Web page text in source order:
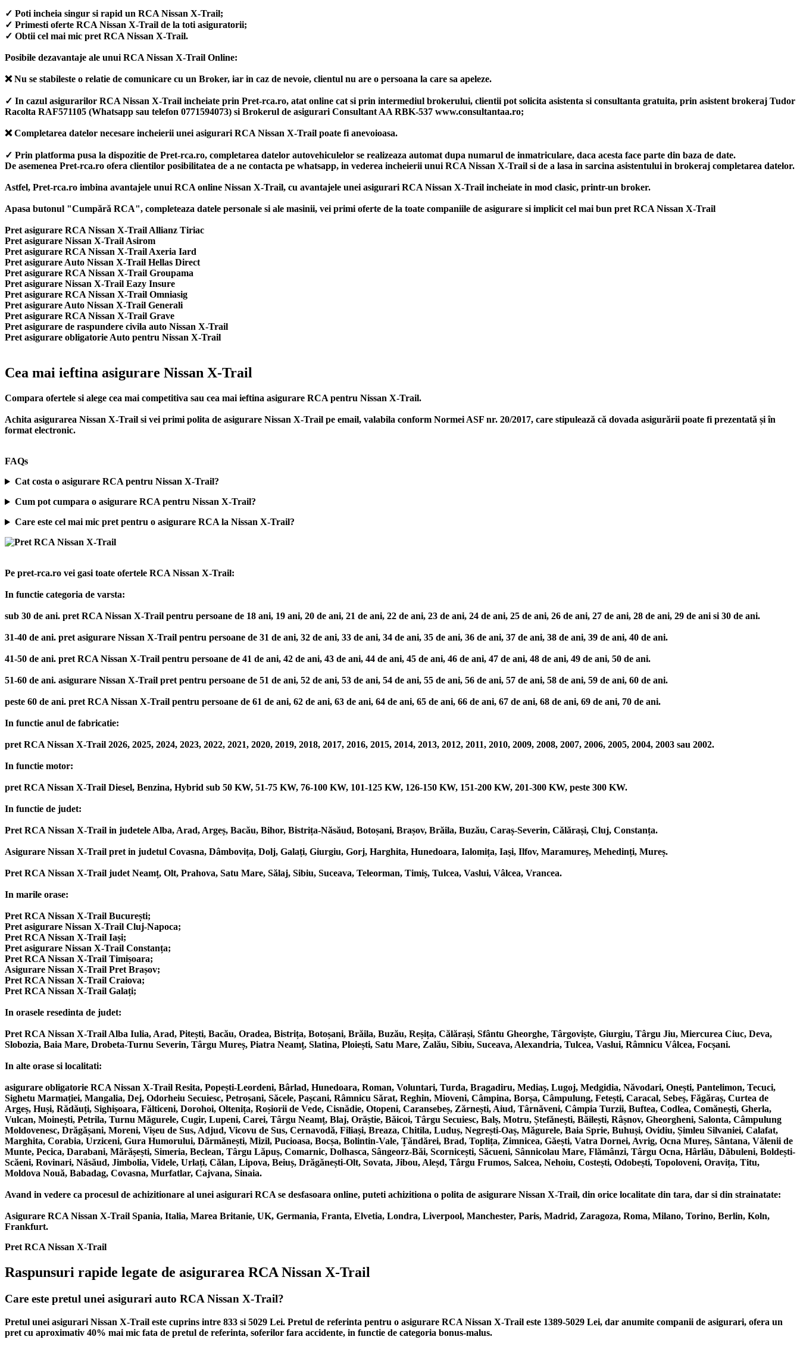
✓ Poti incheia singur si rapid un RCA Nissan X-Trail;
✓ Primesti oferte RCA Nissan X-Trail de la toti asiguratorii;
✓ Obtii cel mai mic pret RCA Nissan X-Trail.
Posibile dezavantaje ale unui RCA Nissan X-Trail Online:
❌ Nu se stabileste o relatie de comunicare cu un Broker, iar in caz de nevoie, clientul nu are o persoana la care sa apeleze.
✓ In cazul asigurarilor RCA Nissan X-Trail incheiate prin Pret-rca.ro, atat online cat si prin intermediul brokerului, clientii pot solicita asistenta si consultanta gratuita, prin asistent brokeraj Tudor
Racolta RAF571105 (Whatsapp sau telefon 0771594073) si Brokerul de asigurari Consultant AA RBK-537 www.consultantaa.ro;
❌ Completarea datelor necesare incheierii unei asigurari RCA Nissan X-Trail poate fi anevoioasa.
✓ Prin platforma pusa la dispozitie de Pret-rca.ro, completarea datelor autovehiculelor se realizeaza automat dupa numarul de inmatriculare, daca acesta face parte din baza de date.
De asemenea Pret-rca.ro ofera clientilor posibilitatea de a ne contacta pe whatsapp, in vederea incheierii unui RCA Nissan X-Trail si de a lasa in sarcina asistentului in brokeraj completarea datelor.
Astfel, Pret-rca.ro imbina avantajele unui RCA online Nissan X-Trail, cu avantajele unei asigurari RCA Nissan X-Trail incheiate in mod clasic, printr-un broker.
Apasa butonul "Cumpără RCA", completeaza datele personale si ale masinii, vei primi oferte de la toate companiile de asigurare si implicit cel mai bun pret RCA Nissan X-Trail
Pret asigurare RCA Nissan X-Trail Allianz Tiriac
Pret asigurare Nissan X-Trail Asirom
Pret asigurare RCA Nissan X-Trail Axeria Iard
Pret asigurare Auto Nissan X-Trail Hellas Direct
Pret asigurare RCA Nissan X-Trail Groupama
Pret asigurare Nissan X-Trail Eazy Insure
Pret asigurare RCA Nissan X-Trail Omniasig
Pret asigurare Auto Nissan X-Trail Generali
Pret asigurare RCA Nissan X-Trail Grave
Pret asigurare de raspundere civila auto Nissan X-Trail
Pret asigurare obligatorie Auto pentru Nissan X-Trail
Cea mai ieftina asigurare Nissan X-Trail
Compara ofertele si alege cea mai competitiva sau cea mai ieftina asigurare RCA pentru Nissan X-Trail.
Achita asigurarea Nissan X-Trail si vei primi polita de asigurare Nissan X-Trail pe email, valabila conform Normei ASF nr. 20/2017, care stipulează că dovada asigurării poate fi prezentată și în
format electronic.
FAQs
Cat costa o asigurare RCA pentru Nissan X-Trail?
Cum pot cumpara o asigurare RCA pentru Nissan X-Trail?
Care este cel mai mic pret pentru o asigurare RCA la Nissan X-Trail?
Pe pret-rca.ro vei gasi toate ofertele RCA Nissan X-Trail:
In functie categoria de varsta:
sub 30 de ani. pret RCA Nissan X-Trail pentru persoane de 18 ani, 19 ani, 20 de ani, 21 de ani, 22 de ani, 23 de ani, 24 de ani, 25 de ani, 26 de ani, 27 de ani, 28 de ani, 29 de ani si 30 de ani.
31-40 de ani. pret asigurare Nissan X-Trail pentru persoane de 31 de ani, 32 de ani, 33 de ani, 34 de ani, 35 de ani, 36 de ani, 37 de ani, 38 de ani, 39 de ani, 40 de ani.
41-50 de ani. pret RCA Nissan X-Trail pentru persoane de 41 de ani, 42 de ani, 43 de ani, 44 de ani, 45 de ani, 46 de ani, 47 de ani, 48 de ani, 49 de ani, 50 de ani.
51-60 de ani. asigurare Nissan X-Trail pret pentru persoane de 51 de ani, 52 de ani, 53 de ani, 54 de ani, 55 de ani, 56 de ani, 57 de ani, 58 de ani, 59 de ani, 60 de ani.
peste 60 de ani. pret RCA Nissan X-Trail pentru persoane de 61 de ani, 62 de ani, 63 de ani, 64 de ani, 65 de ani, 66 de ani, 67 de ani, 68 de ani, 69 de ani, 70 de ani.
In functie anul de fabricatie:
pret RCA Nissan X-Trail 2026, 2025, 2024, 2023, 2022, 2021, 2020, 2019, 2018, 2017, 2016, 2015, 2014, 2013, 2012, 2011, 2010, 2009, 2008, 2007, 2006, 2005, 2004, 2003 sau 2002.
In functie motor:
pret RCA Nissan X-Trail Diesel, Benzina, Hybrid sub 50 KW, 51-75 KW, 76-100 KW, 101-125 KW, 126-150 KW, 151-200 KW, 201-300 KW, peste 300 KW.
In functie de judet:
Pret RCA Nissan X-Trail in judetele Alba, Arad, Argeș, Bacău, Bihor, Bistrița-Năsăud, Botoșani, Brașov, Brăila, Buzău, Caraș-Severin, Călărași, Cluj, Constanța.
Asigurare Nissan X-Trail pret in judetul Covasna, Dâmbovița, Dolj, Galați, Giurgiu, Gorj, Harghita, Hunedoara, Ialomița, Iași, Ilfov, Maramureș, Mehedinți, Mureș.
Pret RCA Nissan X-Trail judet Neamț, Olt, Prahova, Satu Mare, Sălaj, Sibiu, Suceava, Teleorman, Timiș, Tulcea, Vaslui, Vâlcea, Vrancea.
In marile orase:
Pret RCA Nissan X-Trail București;
Pret asigurare Nissan X-Trail Cluj-Napoca;
Pret RCA Nissan X-Trail Iași;
Pret asigurare Nissan X-Trail Constanța;
Pret RCA Nissan X-Trail Timișoara;
Asigurare Nissan X-Trail Pret Brașov;
Pret RCA Nissan X-Trail Craiova;
Pret RCA Nissan X-Trail Galați;
In orasele resedinta de judet:
Pret RCA Nissan X-Trail Alba Iulia, Arad, Pitești, Bacău, Oradea, Bistrița, Botoșani, Brăila, Buzău, Reșița, Călărași, Sfântu Gheorghe, Târgoviște, Giurgiu, Târgu Jiu, Miercurea Ciuc, Deva,
Slobozia, Baia Mare, Drobeta-Turnu Severin, Târgu Mureș, Piatra Neamț, Slatina, Ploiești, Satu Mare, Zalău, Sibiu, Suceava, Alexandria, Tulcea, Vaslui, Râmnicu Vâlcea, Focșani.
In alte orase si localitati:
asigurare obligatorie RCA Nissan X-Trail Resita, Popești-Leordeni, Bârlad, Hunedoara, Roman, Voluntari, Turda, Bragadiru, Mediaș, Lugoj, Medgidia, Năvodari, Onești, Pantelimon, Tecuci,
Sighetu Marmației, Mangalia, Dej, Odorheiu Secuiesc, Petroșani, Săcele, Pașcani, Râmnicu Sărat, Reghin, Mioveni, Câmpina, Borșa, Câmpulung, Fetești, Caracal, Sebeș, Făgăraș, Curtea de
Argeș, Huși, Rădăuți, Sighișoara, Fălticeni, Dorohoi, Oltenița, Roșiorii de Vede, Cisnădie, Otopeni, Caransebeș, Zărnești, Aiud, Târnăveni, Câmpia Turzii, Buftea, Codlea, Comănești, Gherla,
Vulcan, Moinești, Petrila, Turnu Măgurele, Cugir, Lupeni, Carei, Târgu Neamț, Blaj, Orăștie, Băicoi, Târgu Secuiesc, Balș, Motru, Ștefănești, Băilești, Râșnov, Gheorgheni, Salonta, Câmpulung
Moldovenesc, Drăgășani, Moreni, Vișeu de Sus, Adjud, Vicovu de Sus, Cernavodă, Filiași, Breaza, Chitila, Luduș, Negrești-Oaș, Măgurele, Baia Sprie, Buhuși, Ovidiu, Șimleu Silvaniei, Calafat,
Marghita, Corabia, Urziceni, Gura Humorului, Dărmănești, Mizil, Pucioasa, Bocșa, Bolintin-Vale, Țăndărei, Brad, Toplița, Zimnicea, Găești, Vatra Dornei, Avrig, Ocna Mureș, Sântana, Vălenii de
Munte, Pecica, Darabani, Mărășești, Simeria, Beclean, Târgu Lăpuș, Comarnic, Dolhasca, Sângeorz-Băi, Scornicești, Săcueni, Sânnicolau Mare, Flămânzi, Târgu Ocna, Hârlău, Dăbuleni, Boldești-
Scăeni, Rovinari, Năsăud, Jimbolia, Videle, Urlați, Călan, Lipova, Beiuș, Drăgănești-Olt, Sovata, Jibou, Aleșd, Târgu Frumos, Salcea, Nehoiu, Costești, Odobești, Topoloveni, Oravița, Titu,
Moldova Nouă, Babadag, Covasna, Murfatlar, Cajvana, Sinaia.
Avand in vedere ca procesul de achizitionare al unei asigurari RCA se desfasoara online, puteti achizitiona o polita de asigurare Nissan X-Trail, din orice localitate din tara, dar si din strainatate:
Asigurare RCA Nissan X-Trail Spania, Italia, Marea Britanie, UK, Germania, Franta, Elvetia, Londra, Liverpool, Manchester, Paris, Madrid, Zaragoza, Roma, Milano, Torino, Berlin, Koln,
Frankfurt.
Pret RCA Nissan X-Trail
Raspunsuri rapide legate de asigurarea RCA Nissan X-Trail
Care este pretul unei asigurari auto RCA Nissan X-Trail?
Pretul unei asigurari Nissan X-Trail este cuprins intre 833 si 5029 Lei. Pretul de referinta pentru o asigurare RCA Nissan X-Trail este 1389-5029 Lei, dar anumite companii de asigurari, ofera un
pret cu aproximativ 40% mai mic fata de pretul de referinta, soferilor fara accidente, in functie de categoria bonus-malus.